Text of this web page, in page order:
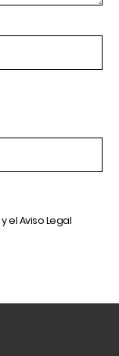
y elAviso Legal